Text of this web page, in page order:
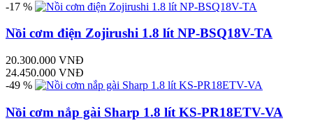
-17 %
Nồi cơm điện Zojirushi 1.8 lít NP-BSQ18V-TA
20.300.000 VNĐ
24.450.000 VNĐ
-49 %
Nồi cơm nắp gài Sharp 1.8 lít KS-PR18ETV-VA